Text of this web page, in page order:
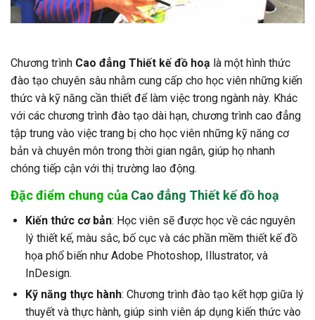
Chương trình Cao đẳng Thiết kế đồ hoạ là một hình thức
đào tạo chuyên sâu nhằm cung cấp cho học viên những kiến
thức và kỹ năng cần thiết để làm việc trong ngành này. Khác
với các chương trình đào tạo dài hạn, chương trình cao đẳng
tập trung vào việc trang bị cho học viên những kỹ năng cơ
bản và chuyên môn trong thời gian ngắn, giúp họ nhanh
chóng tiếp cận với thị trường lao động.
Đặc điểm chung của Cao đẳng Thiết kế đồ hoạ
Kiến thức cơ bản: Học viên sẽ được học về các nguyên
lý thiết kế, màu sắc, bố cục và các phần mềm thiết kế đồ
họa phổ biến như Adobe Photoshop, Illustrator, và
InDesign.
Kỹ năng thực hành: Chương trình đào tạo kết hợp giữa lý
thuyết và thực hành, giúp sinh viên áp dụng kiến thức vào